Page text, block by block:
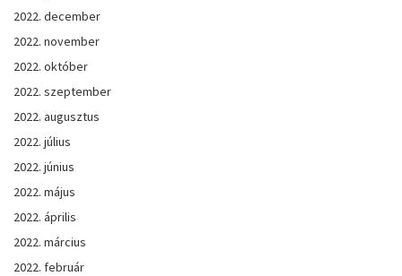
2022. december
2022. november
2022. október
2022. szeptember
2022. augusztus
2022. július
2022. június
2022. május
2022. április
2022. március
2022. február